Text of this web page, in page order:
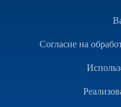
Согласие на